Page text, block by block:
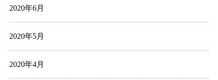
2020年6月
2020年5月
2020年4月